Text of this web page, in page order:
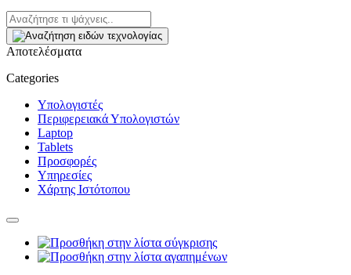
Αποτελέσματα
Categories
Υπολογιστές
Περιφερειακά Υπολογιστών
Laptop
Tablets
Προσφορές
Υπηρεσίες
Χάρτης Ιστότοπου